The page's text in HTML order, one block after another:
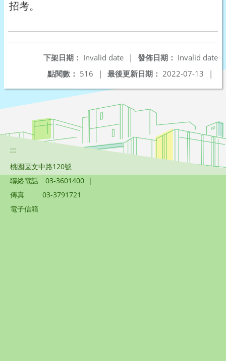
招考。
發佈日期： Invalid date
下架日期： Invalid date
|
最後更新日期： 2022-07-13 |
點閱數： 516 |
:::
桃園區文中路120號
聯絡電話
03-3601400 |
傳真
03-3791721
電子信箱